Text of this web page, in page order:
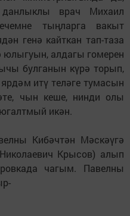
врач Михаил
тыңларга вакыт
генә кайткан тап-таза
юлыгуын, алдагы гомерен
булганын күрә торып,
итү теләге тумасын
чын кеше, нинди олы
икән.
Кибәчтән Мәскәүгә
Крысов) алып
чагым. Павелны